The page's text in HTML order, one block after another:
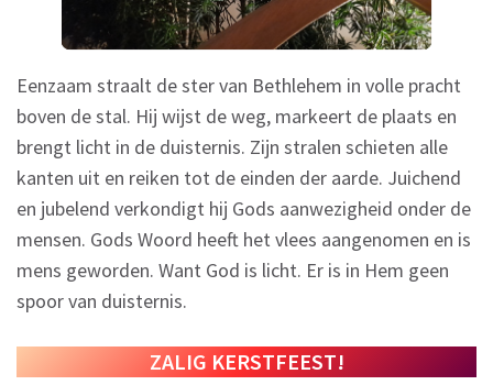
Eenzaam straalt de ster van Bethlehem in volle pracht
boven de stal. Hij wijst de weg, markeert de plaats en
brengt licht in de duisternis. Zijn stralen schieten alle
kanten uit en reiken tot de einden der aarde. Juichend
en jubelend verkondigt hij Gods aanwezigheid onder de
mensen. Gods Woord heeft het vlees aangenomen en is
mens geworden. Want God is licht. Er is in Hem geen
spoor van duisternis.
ZALIG KERSTFEEST!